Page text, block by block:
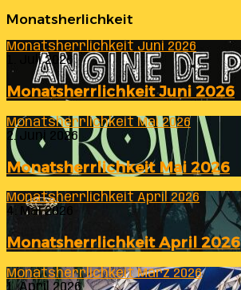
Monatsherlichkeit
Monatsherrlichkeit Juni 2026
1. Juli 2026
Monatsherrlichkeit Juni 2026
Monatsherrlichkeit Mai 2026
2. Juni 2026
Monatsherrlichkeit Mai 2026
Monatsherrlichkeit April 2026
4. Mai 2026
Monatsherrlichkeit April 2026
Monatsherrlichkeit März 2026
1. April 2026